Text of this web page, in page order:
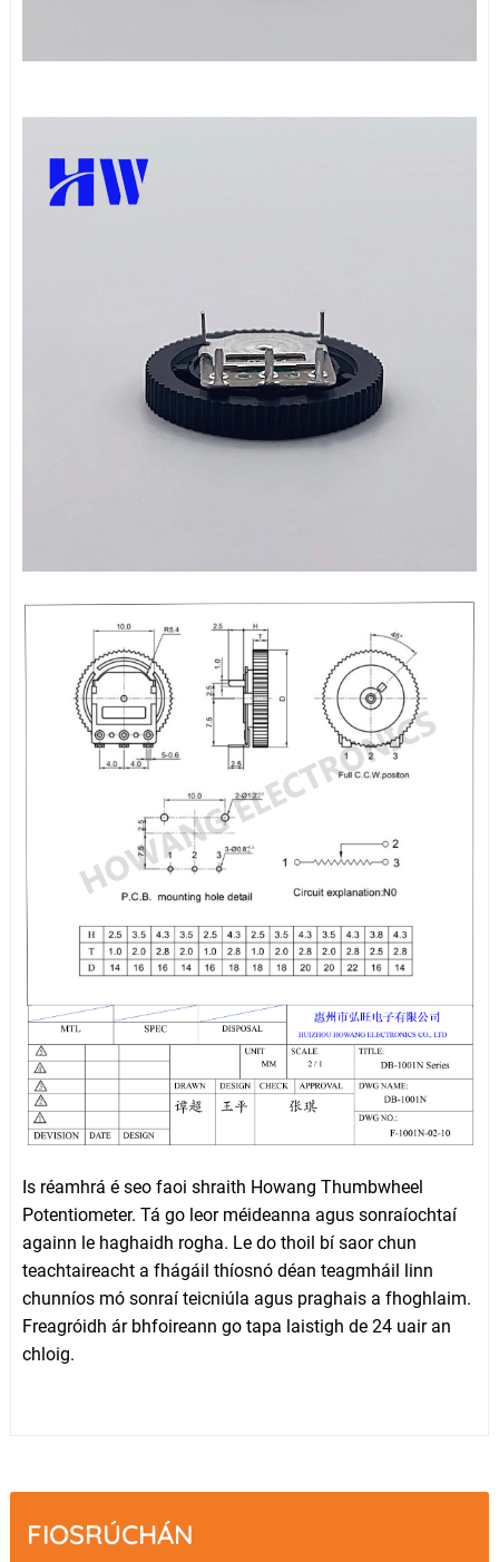
Is réamhrá é seo faoi shraith Howang Thumbwheel
Potentiometer. Tá go leor méideanna agus sonraíochtaí
againn le haghaidh rogha. Le do thoil bí saor chun
teachtaireacht a fhágáil thíosnó déan teagmháil linn
chunníos mó sonraí teicniúla agus praghais a fhoghlaim.
Freagróidh ár bhfoireann go tapa laistigh de 24 uair an
chloig.
FIOSRÚCHÁN